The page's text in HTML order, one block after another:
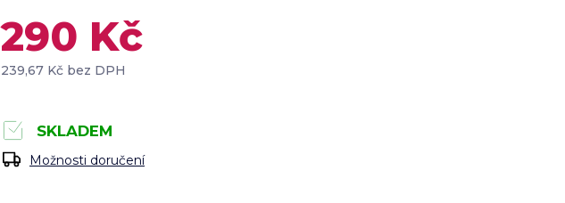
290 Kč
239,67 Kč bez DPH
SKLADEM
Možnosti doručení